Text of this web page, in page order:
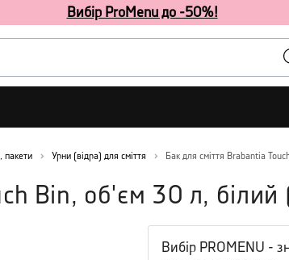
Вибір ProMenu до -50%!
пакети Урни (відра) для сміття Бак для сміття Brabantia
Bin, об'єм 30 л, білий
Вибір PROMENU -